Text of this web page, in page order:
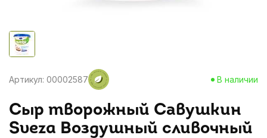
Артикул: 00002587 В наличии
Сыр творожный Савушкин
Sveza Воздушный сливочный